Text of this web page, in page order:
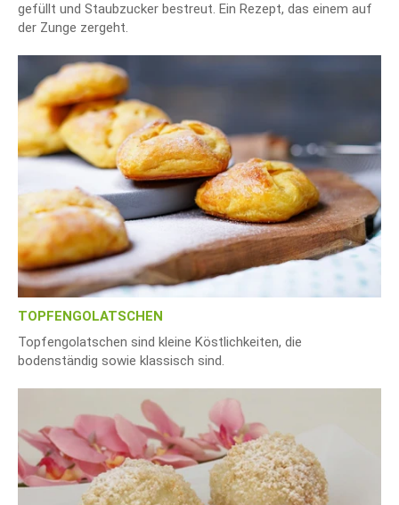
gefüllt und Staubzucker bestreut. Ein Rezept, das einem auf
der Zunge zergeht.
TOPFENGOLATSCHEN
Topfengolatschen sind kleine Köstlichkeiten, die
bodenständig sowie klassisch sind.